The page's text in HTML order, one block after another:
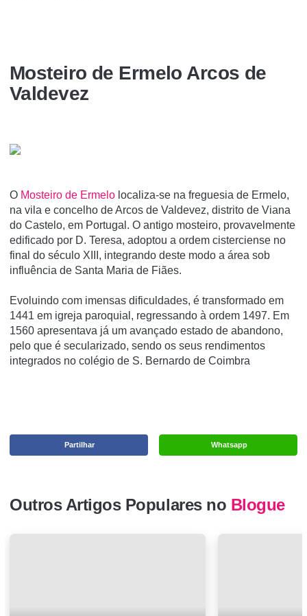
Mosteiro de Ermelo Arcos de
Valdevez
O Mosteiro de Ermelo localiza-se na freguesia de Ermelo,
na vila e concelho de Arcos de Valdevez, distrito de Viana
do Castelo, em Portugal. O antigo mosteiro, provavelmente
edificado por D. Teresa, adoptou a ordem cisterciense no
final do século XIII, integrando deste modo a área sob
influência de Santa Maria de Fiães.
Evoluindo com imensas dificuldades, é transformado em
1441 em igreja paroquial, regressando à ordem 1497. Em
1560 apresentava já um avançado estado de abandono,
pelo que é secularizado, sendo os seus rendimentos
integrados no colégio de S. Bernardo de Coimbra
Whatsapp
Partilhar
Outros Artigos Populares no Blogue